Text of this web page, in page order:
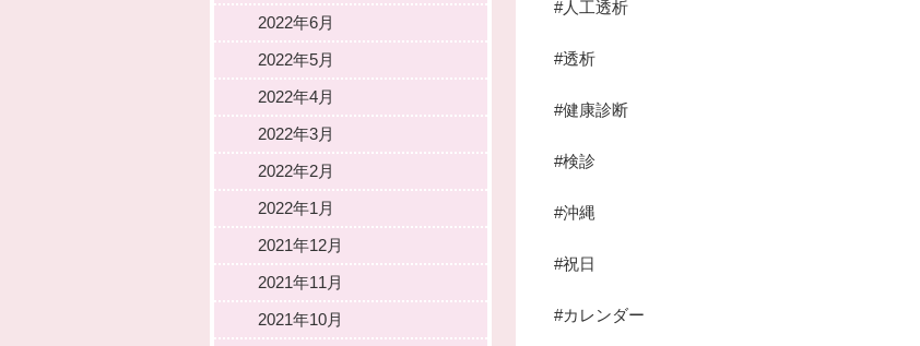
#人工透析
#透析
#健康診断
#検診
#沖縄
#祝日
#カレンダー
2022年6月
2022年5月
2022年4月
2022年3月
2022年2月
2022年1月
2021年12月
2021年11月
2021年10月